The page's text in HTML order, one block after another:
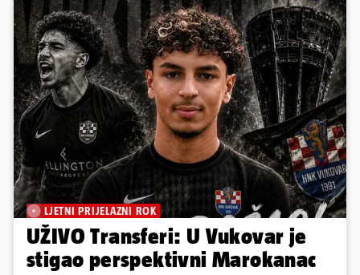
LJETNI PRIJELAZNI ROK
UŽIVO Transferi: U Vukovar je
stigao perspektivni Marokanac